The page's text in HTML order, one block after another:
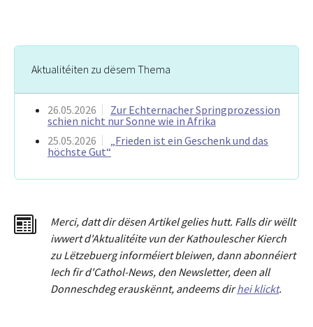
Aktualitéiten zu dësem Thema
26.05.2026
Zur Echternacher Springprozession
schien nicht nur Sonne wie in Afrika
25.05.2026
„Frieden ist ein Geschenk und das
höchste Gut“
Merci, dattdir dësen Artikel gelies hutt. Falls dir wëllt
iwwert d'Aktualitéite vun der Kathoulescher Kierch
zu Lëtzebuerg informéiert bleiwen, dann abonnéiert
Iech fir d'Cathol-News, den Newsletter, deen all
Donneschdeg erauskënnt, andeems dirhei klickt.